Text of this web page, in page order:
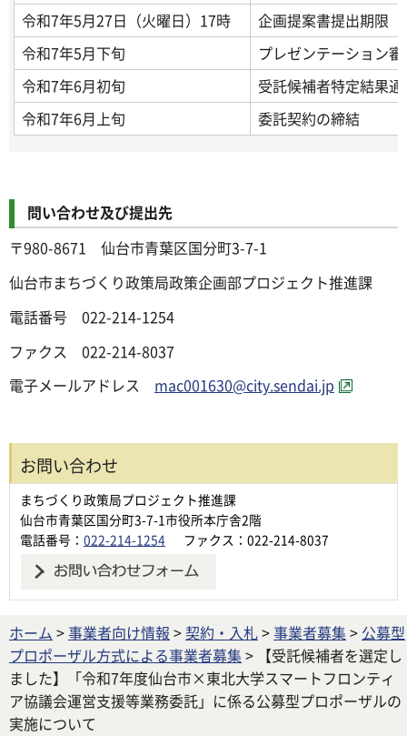
令和7年5月27日（火曜日）17時
企画提案書提出期限
令和7年5月下旬
プレゼンテーション
令和7年6月初旬
受託候補者特定結果
令和7年6月上旬
委託契約の締結
問い合わせ及び提出先
〒980-8671 仙台市青葉区国分町3-7-1
仙台市まちづくり政策局政策企画部プロジェクト推進課
電話番号 022-214-1254
ファクス 022-214-8037
電子メールアドレス mac001630@city.sendai.jp
お問い合わせ
まちづくり政策局プロジェクト推進課
仙台市青葉区国分町3-7-1市役所本庁舎2階
電話番号： 022-214-1254 ファクス：022-214-8037
ホーム >事業者向け情報 > 契約・入札>事業者募集 > 公募型
プロポーザル方式による事業者募集 > 【受託候補者を選定し
ました】「令和7年度仙台市×東北大学スマートフロンティ
ア協議会運営支援等業務委託」に係る公募型プロポーザルの
実施について